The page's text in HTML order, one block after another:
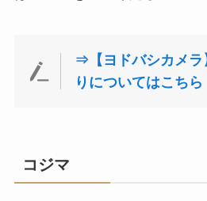
⇒【ヨドバシカメラ
りについてはこちら
コジマ